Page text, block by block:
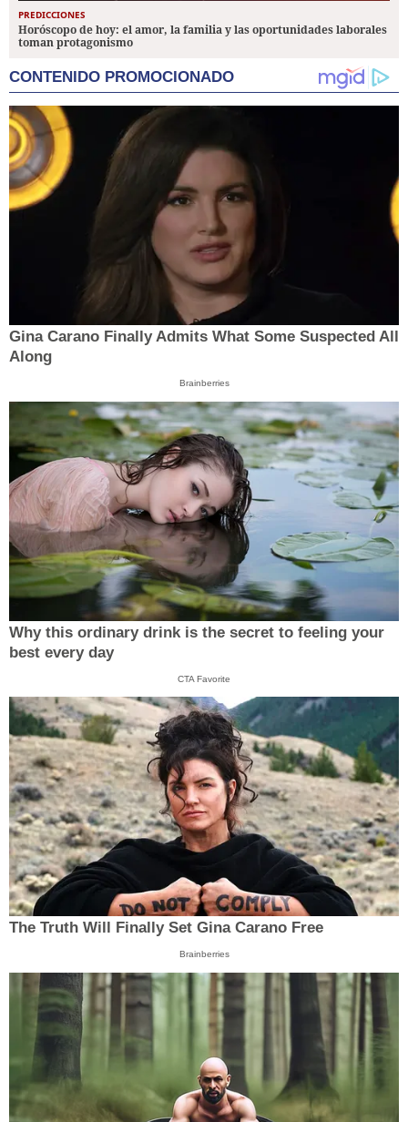
PREDICCIONES
Horóscopo de hoy: el amor, la familia y las oportunidades laborales
toman protagonismo
CONTENIDO PROMOCIONADO
Gina Carano Finally Admits What Some Suspected All
Along
Brainberries
Why this ordinary drink is the secret to feeling your
best every day
CTA Favorite
The Truth Will Finally Set Gina Carano Free
Brainberries